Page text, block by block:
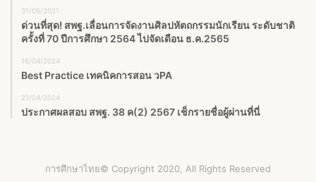
31/05/2021
ด่วนที่สุด! สพฐ.เลื่อนการจัดงานศิลปหัตถกรรมนักเรียน ระดับชาติ
ครั้งที่ 70 ปีการศึกษา 2564 ไปจัดเดือน ธ.ค.2565
16/04/2024
Best Practice เทคนิคการสอน วPA
21/04/2024
ประกาศผลสอบ สพฐ. 38 ค(2) 2567 เช็กรายชื่อผู้ผ่านที่นี่
การศึกษาไทย© Copyright 2020, All Rights Reserved